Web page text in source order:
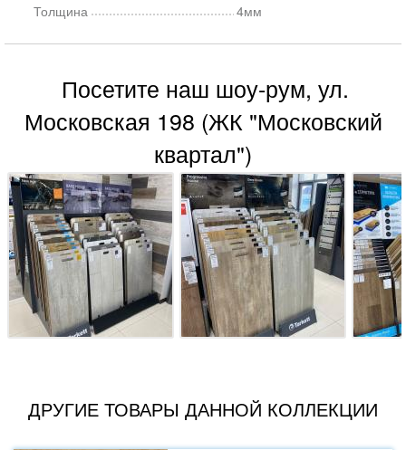
Толщина 4мм
Посетите наш шоу-рум, ул.
Московская 198 (ЖК "Московский
квартал")
ДРУГИЕ ТОВАРЫ ДАННОЙ КОЛЛЕКЦИИ